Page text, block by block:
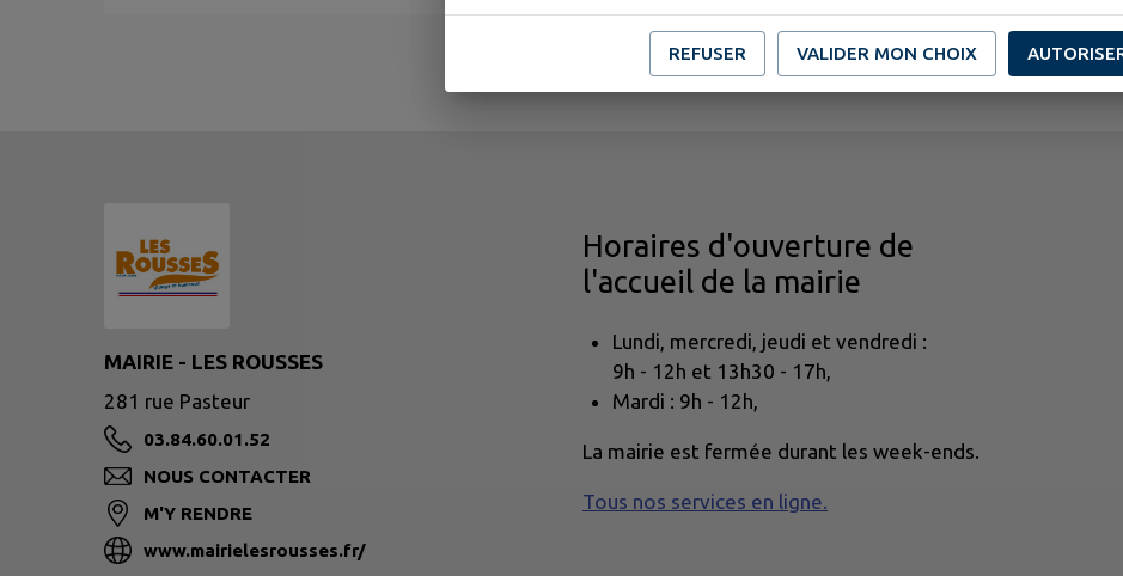
MAIRIE - LES ROUSSES
281 rue Pasteur
03.84.60.01.52
NOUS CONTACTER
M'Y RENDRE
www.mairielesrousses.fr/
Horaires d'ouverture de
l'accueil de la mairie
Lundi, mercredi, jeudi et vendredi :
9h - 12h et 13h30 - 17h,
Mardi : 9h - 12h,
La mairie est fermée durant les week-ends.
Tous nos services en ligne.
REFUSER VALIDER MON CHOIX